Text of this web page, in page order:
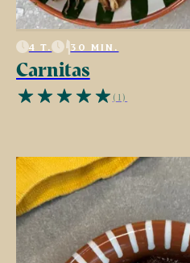
4 T. 30 MIN.
Carnitas
(1)